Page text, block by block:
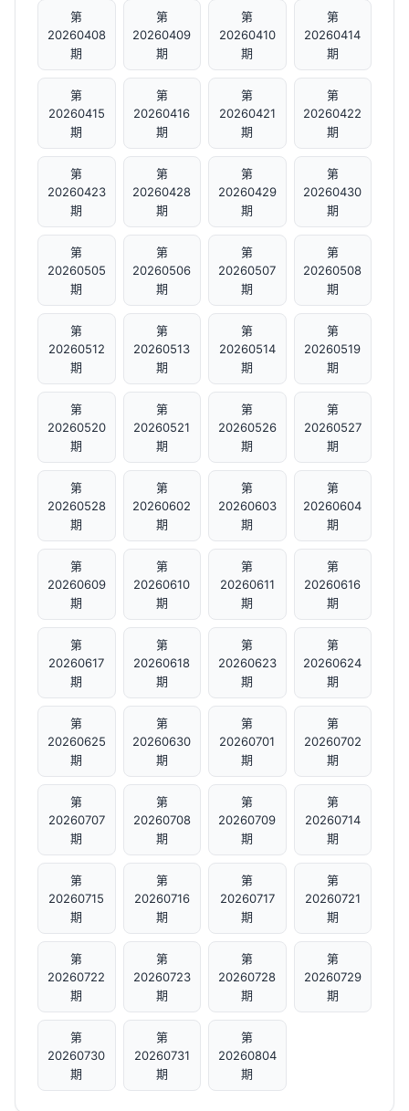
第
20260408
期
第
20260409
期
第
20260410
期
第
20260414
期
第
20260415
期
第
20260416
期
第
20260421
期
第
20260422
期
第
20260423
期
第
20260428
期
第
20260429
期
第
20260430
期
第
20260505
期
第
20260506
期
第
20260507
期
第
20260508
期
第
20260512
期
第
20260513
期
第
20260514
期
第
20260519
期
第
20260520
期
第
20260521
期
第
20260526
期
第
20260527
期
第
20260528
期
第
20260602
期
第
20260603
期
第
20260604
期
第
20260609
期
第
20260610
期
第
20260611
期
第
20260616
期
第
20260617
期
第
20260618
期
第
20260623
期
第
20260624
期
第
20260625
期
第
20260630
期
第
20260701
期
第
20260702
期
第
20260707
期
第
20260708
期
第
20260709
期
第
20260714
期
第
20260715
期
第
20260716
期
第
20260717
期
第
20260721
期
第
20260722
期
第
20260723
期
第
20260728
期
第
20260729
期
第
20260730
期
第
20260731
期
第
20260804
期